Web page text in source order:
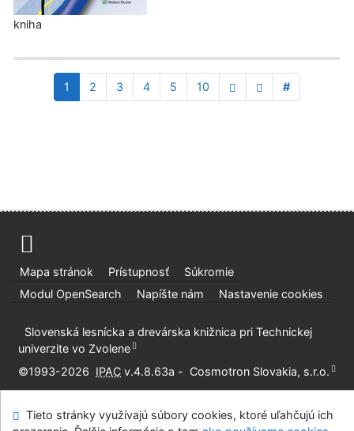
kniha
1 2 3 4 5 10 #
Mapa stránok Prístupnosť
Súkromie
Modul OpenSearch
Napíšte nám Nastavenie cookies
Slovenská lesnícka a drevárska knižnica pri Technickej
univerzite vo Zvolene
©1993-2026 IPAC v.4.8.63a - Cosmotron Slovakia, s.r.o.
Tieto stránky využívajú súbory cookies, ktoré uľahčujú ich